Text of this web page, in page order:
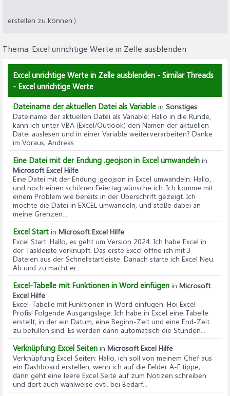
erstellen zu können.)
Thema: Excel unrichtige Werte in Zelle ausblenden
Excel unrichtige Werte in Zelle ausblenden - Similar Threads
- Excel unrichtige Werte
Dateiname der aktuellen Datei als Variable in Sonstiges
Dateiname der aktuellen Datei als Variable: Hallo in die Runde,
kann ich unter VBA (Excel/Outlook) den Namen der aktuellen
Datei auslesen und in einer Variable weiterverarbeiten? Danke
im Voraus, Andreas
Eine Datei mit der Endung .geojson in Excel umwandeln in
Microsoft Excel Hilfe
Eine Datei mit der Endung .geojson in Excel umwandeln: Hallo,
und noch einen schönen Feiertag wünsche ich. Ich komme mit
einem Problem wie bereits in der Überschrift gezeigt. Ich
möchte die Datei in EXCEL umwandeln, und stoße dabei an
meine Grenzen....
Excel Start in Microsoft Excel Hilfe
Excel Start: Hallo, es geht um Version 2024. Ich habe Excel in
der Taskleiste verknüpft. Das erste Exccl öffne ich mit 3
Dateien aus der Schnellstartleiste. Danach starte ich Excel Neu.
Ab und zu macht er...
Excel-Tabelle mit Funktionen in Word einfügen in Microsoft
Excel Hilfe
Excel-Tabelle mit Funktionen in Word einfügen: Hoi Excel-
Profis! Folgende Ausgangslage: Ich habe in Excel eine Tabelle
erstellt, in der ein Datum, eine Beginn-Zeit und eine End-Zeit
zu befüllen sind. Es werden dann automatisch die Stunden...
Verknüpfung Excel Seiten in Microsoft Excel Hilfe
Verknüpfung Excel Seiten: Hallo, ich soll von meinem Chef aus
ein Dashboard erstellen, wenn ich auf die Felder A-F tippe,
dann geht eine leere Excel Seite auf zum Notizen schreiben
und dort auch wahlweise evtl. bei Bedarf...